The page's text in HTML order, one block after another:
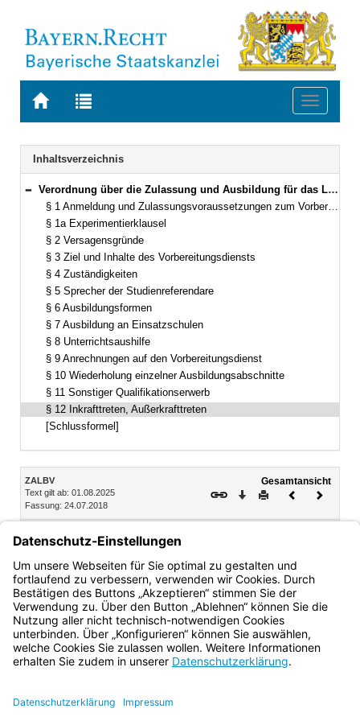
Zur
BAYERN.RECHT
Zur
letzten
Suche
Toggle
Navigation
Inhaltsverzeichnis
Bereich reduzieren
Verordnung über die Zulassung und Ausbildung für das Lehramt an beruflichen Schulen und den anderweitigen Erwerb der Lehrbefähigung an beruflichen Schulen künstlerischer und gestalterischer Fachrichtungen (Verordnung Zulassungs- und Ausbildungsordnung berufliche Schulen – ZALBV) Vom 24. Juli 2018 (GVBl. S. 689) BayRS 2038-3-4-7-1-K (§§ 1–12)
§ 1 Anmeldung und Zulassungsvoraussetzungen zum Vorbereitungsdienst
§ 1a Experimentierklausel
§ 2 Versagensgründe
§ 3 Ziel und Inhalte des Vorbereitungsdiensts
§ 4 Zuständigkeiten
§ 5 Sprecher der Studienreferendare
§ 6 Ausbildungsformen
§ 7 Ausbildung an Einsatzschulen
§ 8 Unterrichtsaushilfe
§ 9 Anrechnungen auf den Vorbereitungsdienst
§ 10 Wiederholung einzelner Ausbildungsabschnitte
§ 11 Sonstiger Qualifikationserwerb
§ 12 Inkrafttreten, Außerkrafttreten
[Schlussformel]
Inhalt
ZALBV
Text gilt ab: 01.08.2025
Fassung: 24.07.2018
Gesamtansicht
Download
DruckenVorheriges
§ 12 Inkrafttreten, Außerkrafttreten
(1) Diese Verordnung tritt am 1. September 2018 in Kraft.
(2) § 1a tritt mit Ablauf des 6. September 2032 außer Kraft.
Bayern.de
BayernPortal
Impressum